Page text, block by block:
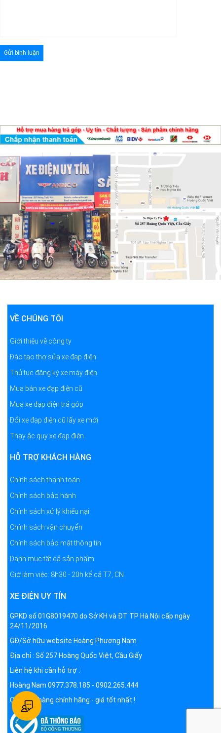
VỀ CHÚNG TÔI
Giới thiệu về công ty
Đào tạo thợ sửa xe đạp điện
Thủ tục đăng ký xe máy điện
Mua bán xe đạp điện cũ
Mua xe đạp điện trả góp
Đổi xe đạp điện cũ lấy xe mới
Thay ắc quy xe đạp điện
HỖ TRỢ KHÁCH HÀNG
Chính sách thanh toán
Chính sách bảo hành
Chính sách xử lý khiếu nại
Chính sách vận chuyển
Chính sách bảo mật thông tin
Danh mục tất cả sản phẩm
Giờ làm việc: 8h30 - 20h kể cả T7, CN
XE ĐIỆN UY TÍN
GPKD số 01G8019470 do Sở KH và ĐT TP Hà Nội cấp ngày
24/11/2016
GĐ/Sở hữu website Hoàng Phương Nam
Địa chỉ : Số 257 Hoàng Quốc Việt, Cầu Giấy
Liên hệ khi cần hỗ trợ :
Hoàng Nam 0977.378.185 - 0902.265.444
Cam kết hàng chính hãng - giá tốt nhất !